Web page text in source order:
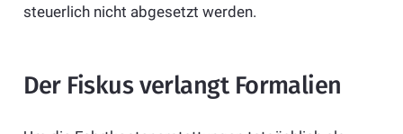
steuerlich nicht abgesetzt werden.
Der Fiskus verlangt Formalien